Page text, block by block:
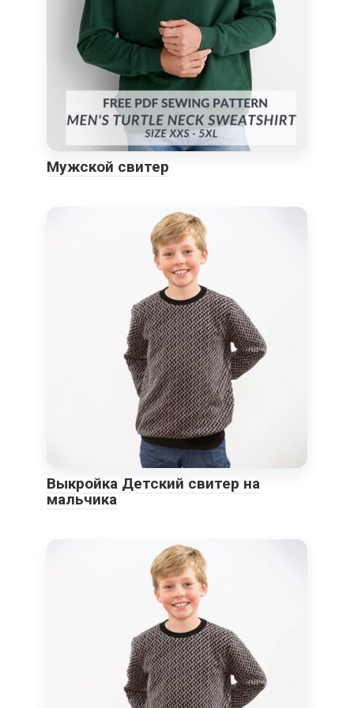
Мужской свитер
Выкройка Детский свитер на
мальчика